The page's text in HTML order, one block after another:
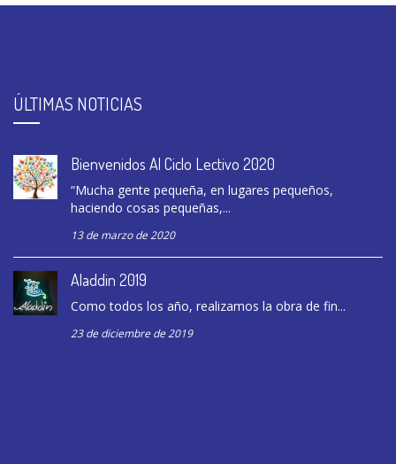
ÚLTIMAS NOTICIAS
Bienvenidos Al Ciclo Lectivo 2020
“Mucha gente pequeña, en lugares pequeños,
haciendo cosas pequeñas,...
13 de marzo de 2020
Aladdin 2019
Como todos los año, realizamos la obra de fin...
23 de diciembre de 2019